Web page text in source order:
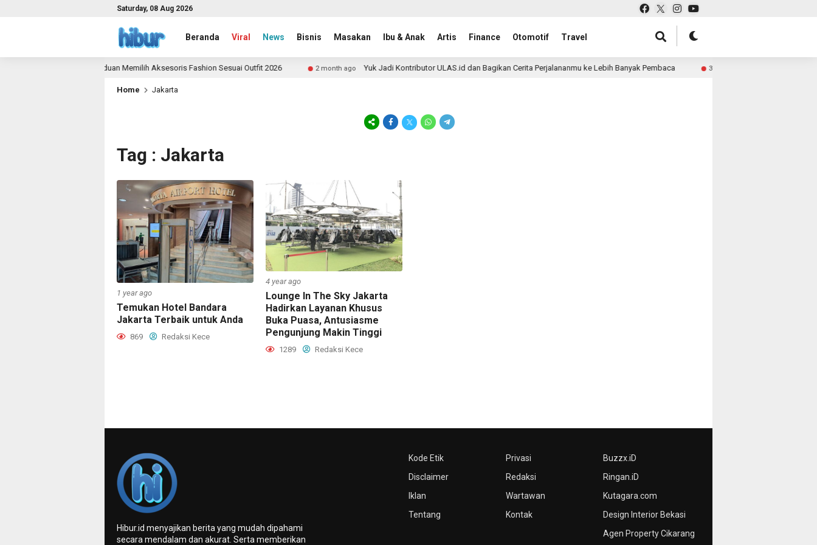
Saturday, 08 Aug 2026
Beranda Viral News Bisnis Masakan Ibu & Anak Artis Finance Otomotif Travel
Panduan Memilih Aksesoris Fashion Sesuai Outfit 2026 2 month ago Yuk Jadi Kontributor ULAS.id dan Bagikan Cerita Perjalananmu ke Lebih Banyak Pembaca 3 month ago
Home Jakarta
Tag : Jakarta
1 year ago
Temukan Hotel Bandara
Jakarta Terbaik untuk Anda
869 Redaksi Kece
4 year ago
Lounge In The Sky Jakarta
Hadirkan Layanan Khusus
Buka Puasa, Antusiasme
Pengunjung Makin Tinggi
1289 Redaksi Kece
Kode Etik
Disclaimer
Iklan
Tentang
Privasi
Redaksi
Wartawan
Kontak
Buzzx.iD
Ringan.iD
Kutagara.com
Design Interior Bekasi
Agen Property Cikarang
Hibur.id menyajikan berita yang mudah dipahami
secara mendalam dan akurat. Serta memberikan